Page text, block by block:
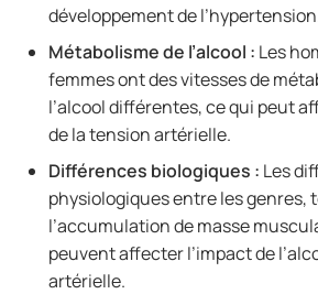
développement de
Métabolisme de l’alcool : Les
femmes ont des vitesses de
l’alcool différentes, ce qui peut
de la tension artérielle.
Différences biologiques : Les
physiologiques entre les genres,
l’accumulation de masse
peuvent affecter l’impact de
artérielle.